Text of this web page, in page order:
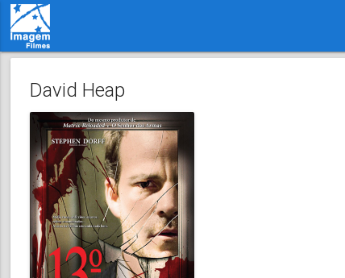
David Heap